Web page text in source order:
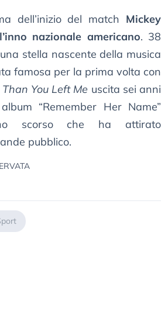
dell’inizio del match Mickey
nazionale americano. 38
stella nascente della musica
famosa per la prima volta con
You Left Me uscita sei anni
“Remember Her Name”
scorso che ha attirato
pubblico.